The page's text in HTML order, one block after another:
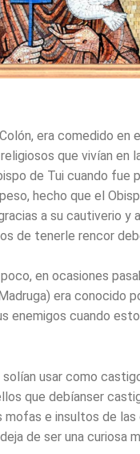
era comedido en
que vivían en
de Tui cuando fue
hecho que el
a su cautiverio y
de tenerle rencor
en ocasiones
era conocido
enemigos cuando
usar como
que debíanser
mofas e insultos de
de ser una curiosa